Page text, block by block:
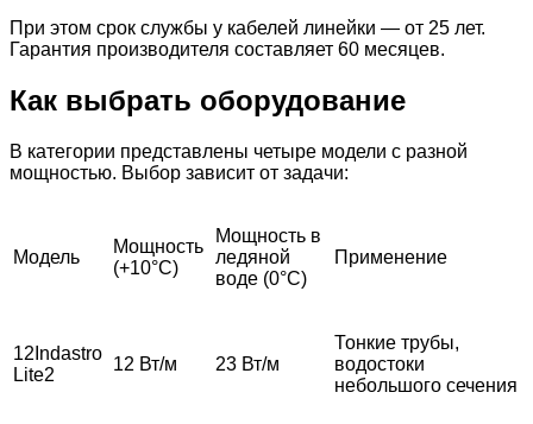
При этом срок службы у кабелей линейки — от 25 лет.
Гарантия производителя составляет 60 месяцев.
Как выбрать оборудование
В категории представлены четыре модели с разной
мощностью. Выбор зависит от задачи:
Модель
Мощность
(+10°С)
Мощность в
ледяной
воде (0°С)
Применение
12Indastro
Lite2
12 Вт/м 23 Вт/м
Тонкие трубы,
водостоки
небольшого сечения